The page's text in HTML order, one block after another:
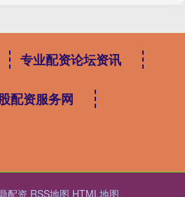
专业配资论坛资讯
配资服务网
配资 RSS地图 HTML地图